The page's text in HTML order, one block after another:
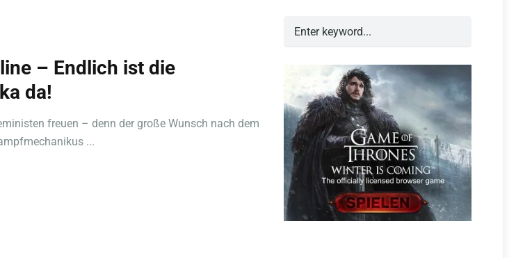
– Endlich ist die
da!
freuen – denn der große Wunsch nach dem
...